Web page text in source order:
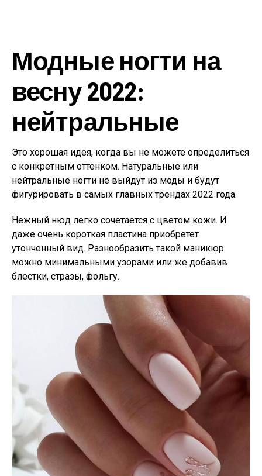
Модные ногти на
весну 2022:
нейтральные
Это хорошая идея, когда вы не можете определиться
с конкретным оттенком. Натуральные или
нейтральные ногти не выйдут из моды и будут
фигурировать в самых главных трендах 2022 года.
Нежный нюд легко сочетается с цветом кожи. И
даже очень короткая пластина приобретет
утонченный вид. Разнообразить такой маникюр
можно минимальными узорами или же добавив
блестки, стразы, фольгу.